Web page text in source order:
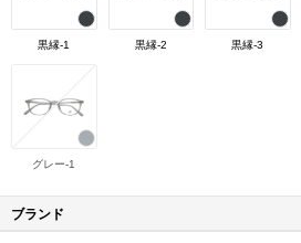
黒縁-1 黒縁-2 黒縁-3
グレー-1
ブランド